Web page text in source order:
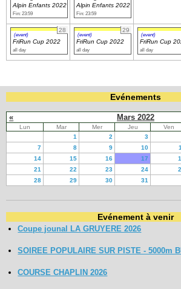
Alpin Enfants 2022
Fin: 23:59
Alpin Enfants 2022
Fin: 23:59
28
(event)
FriRun Cup 2022
all day
29
(event)
FriRun Cup 2022
all day
(event)
FriRun Cup
all day
Evénements
« Mars 2022
Lun Mar Mer Jeu Ven
1
2 3
7
8 9 10
14
15 16 17
21
22 23 24
28
29 30 31
Evénement à venir
Coupe jounal LA GRUYERE 2026
SOIREE POPULAIRE SUR PISTE - 5000m
COURSE CHAPLIN 2026